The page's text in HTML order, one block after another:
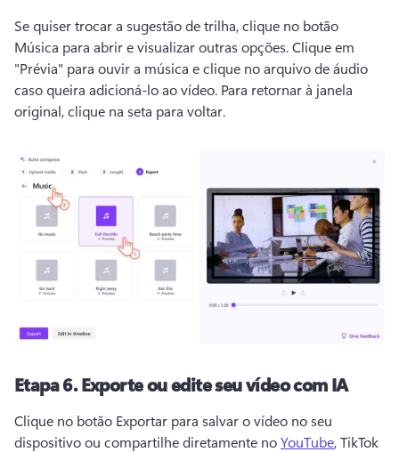
Se quiser trocar a sugestão de trilha, clique no botão
Música para abrir e visualizar outras opções. Clique em
"Prévia" para ouvir a música e clique no arquivo de áudio
caso queira adicioná-lo ao vídeo. Para retornar à janela
original, clique na seta para voltar.
Etapa 6.Exporte ou edite seu vídeo com IA
Clique no botão Exportar para salvar o vídeo no seu
dispositivo ou compartilhe diretamente no YouTube, TikTok